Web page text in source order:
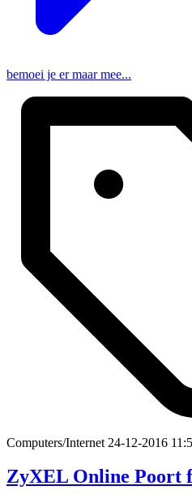
bemoei je er maar mee...
Computers/Internet 24-12-2016
ZyXEL Online Poort